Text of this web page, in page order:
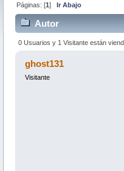
Páginas: [1]Ir Abajo
Autor
0 Usuarios y 1 Visitante están
ghost131
Visitante